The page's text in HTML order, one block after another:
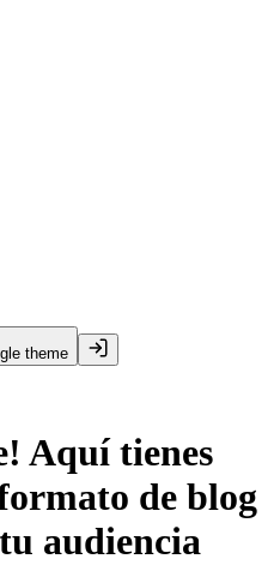
theme
Aquí tienes
de blog
audiencia